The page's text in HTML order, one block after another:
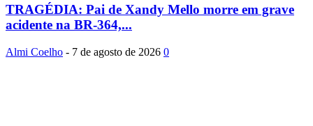
TRAGÉDIA: Pai de Xandy Mello morre em grave
acidente na BR-364,...
Almi Coelho - 7 de agosto de 2026 0